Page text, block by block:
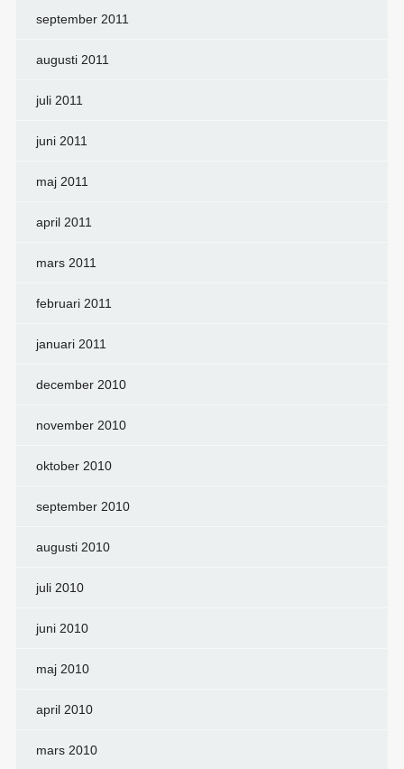
september 2011
augusti 2011
juli 2011
juni 2011
maj 2011
april 2011
mars 2011
februari 2011
januari 2011
december 2010
november 2010
oktober 2010
september 2010
augusti 2010
juli 2010
juni 2010
maj 2010
april 2010
mars 2010